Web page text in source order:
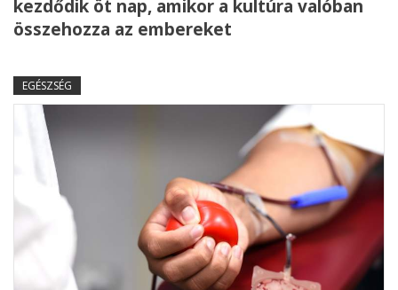
kezdődik öt nap, amikor a kultúra valóban
összehozza az embereket
EGÉSZSÉG